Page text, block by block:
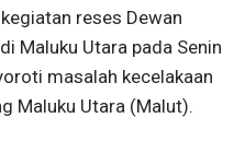
reses Dewan
Maluku Utara pada Senin
masalah kecelakaan
Maluku Utara (Malut).